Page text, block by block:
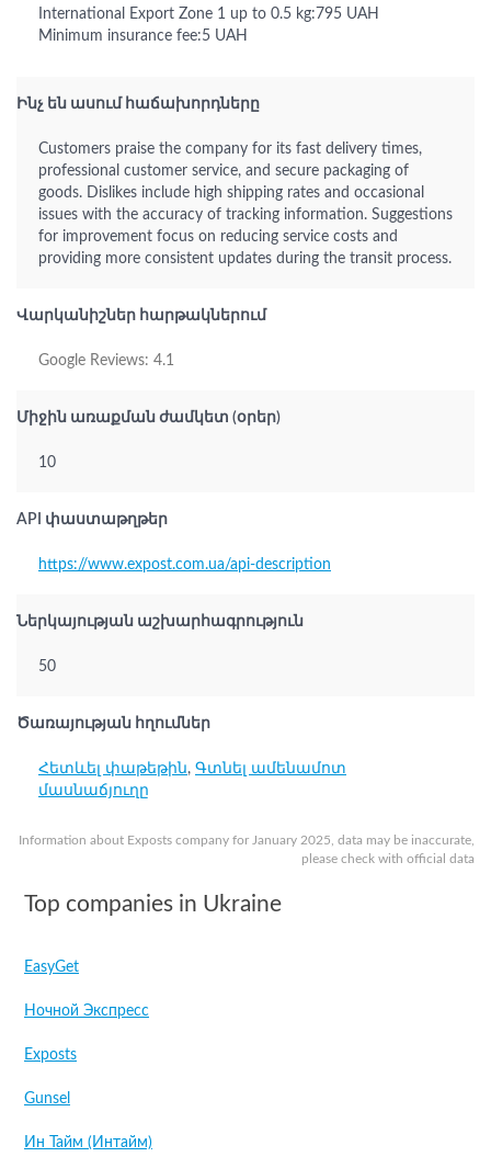
Information about Exposts company for January 2025, data may be inaccurate,
please check with official data
International Export Zone 1 up to 0.5 kg:795 UAH
Minimum insurance fee:5 UAH
Ինչ են ասում հաճախորդները
Customers praise the company for its fast delivery times,
professional customer service, and secure packaging of
goods. Dislikes include high shipping rates and occasional
issues with the accuracy of tracking information. Suggestions
for improvement focus on reducing service costs and
providing more consistent updates during the transit process.
Վարկանիշներ հարթակներում
Google Reviews: 4.1
Միջին առաքման ժամկետ (օրեր)
10
API փաստաթղթեր
https://www.expost.com.ua/api-description
Ներկայության աշխարհագրություն
50
Ծառայության հղումներ
Հետևել փաթեթին, Գտնել ամենամոտ
մասնաճյուղը
Top companies in Ukraine
EasyGet
Ночной Экспресс
Exposts
Gunsel
Ин Тайм (Интайм)